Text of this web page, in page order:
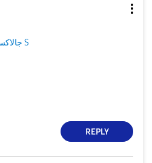
جالاكسى S
REPLY